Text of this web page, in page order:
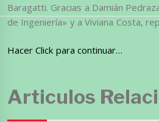
Baragatti. Gracias a Damián
de Ingeniería» y a Viviana Costa,
Hacer Click para continuar…
Articulos